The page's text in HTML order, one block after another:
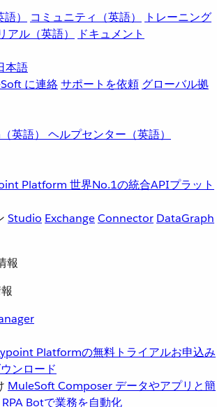
）
コミュニティ（英語）
トレーニング
アル（英語）
ドキュメント
本語
に連絡サポートを依頼 グローバル拠
英語） ヘルプセンター（英語）
Platform 世界No.1の統合APIプラット
Studio ExchangeConnector DataGraph
報
Platformの無料トライアルお申込み
ンロード
MuleSoft Composer データやアプリと簡
Botで業務を自動化